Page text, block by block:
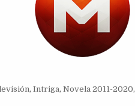
, Intriga, Novela 2011-2020,